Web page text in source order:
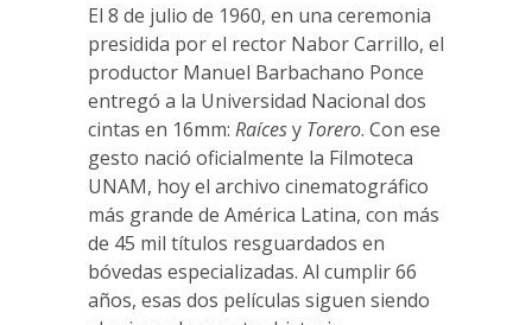
El 8 de julio de 1960, en una ceremonia
presidida por el rector Nabor Carrillo, el
productor Manuel Barbachano Ponce
entregó a la Universidad Nacional dos
cintas en 16mm: Raícesy Torero. Con ese
gesto nació oficialmente la Filmoteca
UNAM, hoy el archivo cinematográfico
más grande de América Latina, con más
de 45 mil títulos resguardados en
bóvedas especializadas. Al cumplir 66
años, esas dos películas siguen siendo